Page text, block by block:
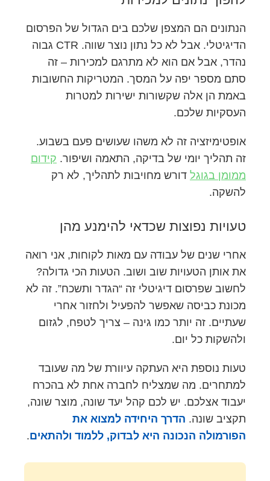
הנתונים הם המצפן שלכם בים הגדול של הפרסום
הדיגיטלי. אבל לא כל נתון נוצר שווה. CTR גבוה
נהדר, אבל אם הוא לא מתרגם למכירות – זה
סתם מספר יפה על המסך. המטריקות החשובות
באמת הן אלה שקשורות ישירות למטרות
העסקיות שלכם.
אופטימיזציה זה לא משהו שעושים פעם בשבוע.
זה תהליך יומי של בדיקה, התאמה ושיפור. קידום
ממומן בגוגל דורש מחויבות לתהליך, לא רק
להשקה.
טעויות נפוצות שכדאי להימנע מהן
אחרי שנים של עבודה עם מאות לקוחות, אני רואה
את אותן הטעויות שוב ושוב. הטעות הכי גדולה?
לחשוב שפרסום דיגיטלי זה “הגדר ותשכח”. זה לא
מכונת כביסה שאפשר להפעיל ולחזור אחרי
שעתיים. זה יותר כמו גינה – צריך לטפח, לגזום
ולהשקות כל יום.
טעות נוספת היא העתקה עיוורת של מה שעובד
למתחרים. מה שמצליח לחברה אחת לא בהכרח
יעבוד אצלכם. יש לכם קהל יעד שונה, מוצר שונה,
תקציב שונה. הדרך היחידה למצוא את
הפורמולה הנכונה היא לבדוק, ללמוד ולהתאים.